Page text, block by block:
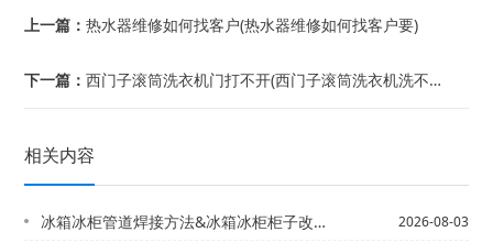
上一篇：热水器维修如何找客户(热水器维修如何找客户要)
下一篇：西门子滚筒洗衣机门打不开(西门子滚筒洗衣机洗不停故障(具体原因与维修方法))
相关内容
冰箱冰柜管道焊接方法&冰箱冰柜柜子改造方法 2026-08-03